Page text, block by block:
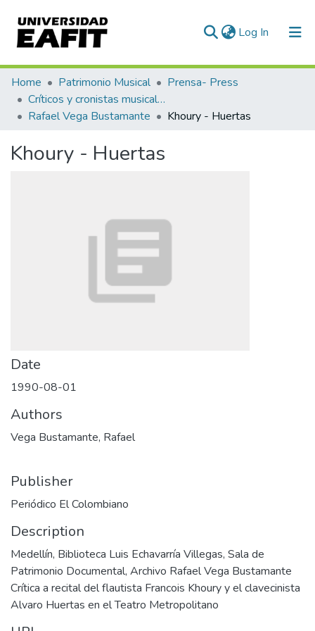
Log In (current)
Communities & Collections
All of DSpace
Home Patrimonio Musical
Prensa- Press
Críticos y cronistas musicales
Rafael Vega Bustamante
Khoury - Huertas
Khoury - Huertas
Date
1990-08-01
Authors
Vega Bustamante, Rafael
Publisher
Periódico El Colombiano
Description
Medellín, Biblioteca Luis Echavarría Villegas, Sala de
Patrimonio Documental, Archivo Rafael Vega Bustamante
Crítica a recital del flautista Francois Khoury y el clavecinista
Alvaro Huertas en el Teatro Metropolitano